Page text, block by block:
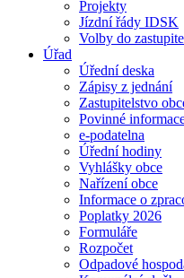
Projekty
Jízdní řády IDSK
Volby do
Úřad
Úřední deska
Zápisy z jednání
Zastupitelstvo
Povinné
e-podatelna
Úřední hodiny
Vyhlášky obce
Nařízení obce
Informace o
Poplatky 2026
Formuláře
Rozpočet
Odpadové